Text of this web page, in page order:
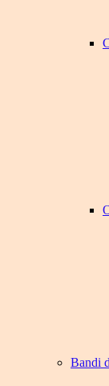
Bandi